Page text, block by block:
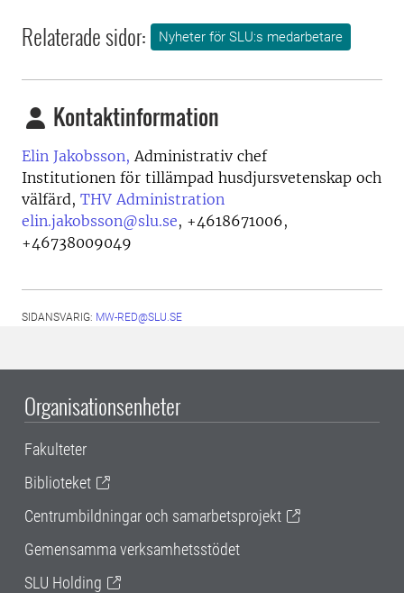
Relaterade sidor: Nyheter för SLU:s medarbetare
Kontaktinformation
Elin Jakobsson, Administrativ chef
Institutionen för tillämpad husdjursvetenskap och
välfärd, THV Administration
elin.jakobsson@slu.se, +4618671006,
+46738009049
SIDANSVARIG: MW-RED@SLU.SE
Organisationsenheter
Fakulteter
Biblioteket
Centrumbildningar och samarbetsprojekt
Gemensamma verksamhetsstödet
SLU Holding